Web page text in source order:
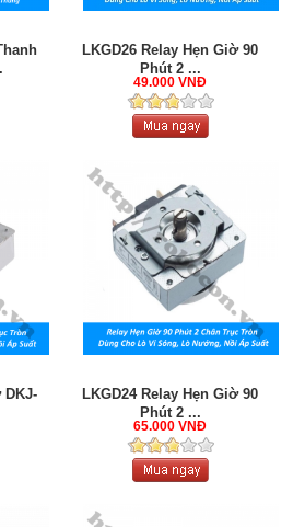
LKGD26 Relay Hẹn Giờ 90
Phút 2 ...
49.000 VNĐ
DKJ-
LKGD24 Relay Hẹn Giờ 90
Phút 2 ...
65.000 VNĐ